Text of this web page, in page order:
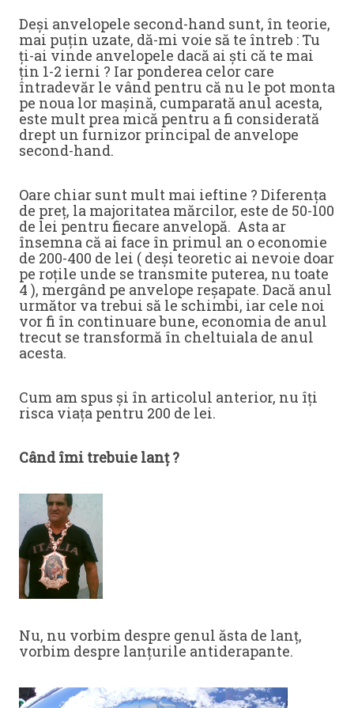
Deși anvelopele second-hand sunt, în teorie,
mai puțin uzate, dă-mi voie să te întreb : Tu
ți-ai vinde anvelopele dacă ai ști că te mai
țin 1-2 ierni ? Iar ponderea celor care
întradevăr le vând pentru că nu le pot monta
pe noua lor mașină, cumparată anul acesta,
este mult prea mică pentru a fi considerată
drept un furnizor principal de anvelope
second-hand.
Oare chiar sunt mult mai ieftine ? Diferența
de preț, la majoritatea mărcilor, este de 50-100
de lei pentru fiecare anvelopă. Asta ar
însemna că ai face în primul an o economie
de 200-400 de lei ( deși teoretic ai nevoie doar
pe roțile unde se transmite puterea, nu toate
4 ), mergând pe anvelope reșapate. Dacă anul
următor va trebui să le schimbi, iar cele noi
vor fi în continuare bune, economia de anul
trecut se transformă în cheltuiala de anul
acesta.
Cum am spus și în articolul anterior, nu îți
risca viața pentru 200 de lei.
Când îmi trebuie lanț ?
Nu, nu vorbim despre genul ăsta de lanț,
vorbim despre lanțurile antiderapante.